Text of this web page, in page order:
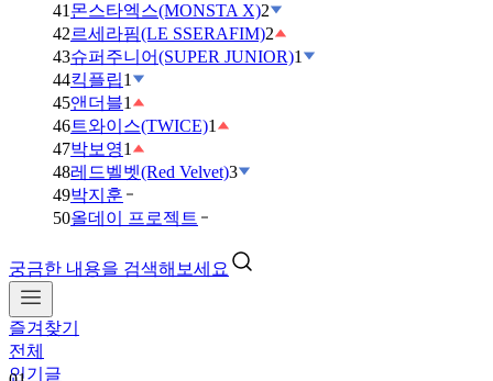
41 몬스타엑스(MONSTA X)2
42르세라핌(LE SSERAFIM)2
43슈퍼주니어(SUPER JUNIOR)1
44킥플립1
45앤더블1
46트와이스(TWICE)1
47박보영1
48레드벨벳(Red Velvet)3
49박지훈
50올데이 프로젝트
궁금한 내용을 검색해보세요
즐겨찾기
전체
인기글
01
방